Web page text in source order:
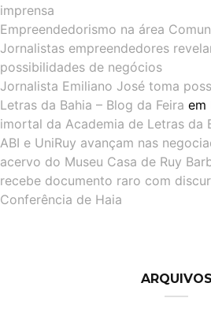
imprensa
Empreendedorismo na área
Jornalistas empreendedores
possibilidades de negócios
Jornalista Emiliano José toma
Letras da Bahia – Blog da Feira em
imortal da Academia de Letras da
ABI e UniRuy avançam nas
acervo do Museu Casa de Ruy
recebe documento raro com
Conferência de Haia
ARQUIVOS